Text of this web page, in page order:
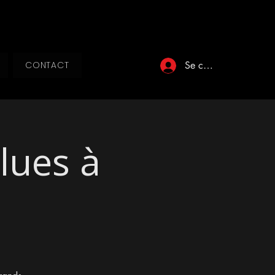
CONTACT Se connecter
à